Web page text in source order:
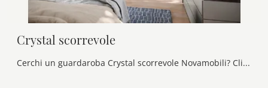
Crystal scorrevole
Cerchi un guardaroba Crystal scorrevole Novamobili? Clicca subito! Gli armadi a muro con ante scorrevoli ti aspettano.